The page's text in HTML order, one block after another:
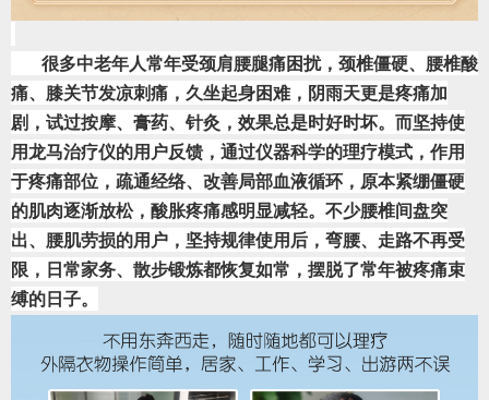
痛、膝关节发凉刺痛，久坐起身困难，阴雨天更是疼痛加
剧，试过按摩、膏药、针灸，效果总是时好时坏。而坚持使
用龙马治疗仪的用户反馈，通过仪器科学的理疗模式，作用
于疼痛部位，疏通经络、改善局部血液循环，原本紧绷僵硬
的肌肉逐渐放松，酸胀疼痛感明显减轻。不少腰椎间盘突
出、腰肌劳损的用户，坚持规律使用后，弯腰、走路不再受
限，日常家务、散步锻炼都恢复如常，摆脱了常年被疼痛束
缚的日子。